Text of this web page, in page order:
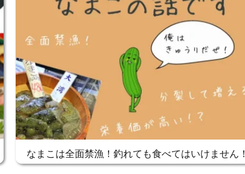
なまこは全面禁漁！釣れても食べてはいけません！